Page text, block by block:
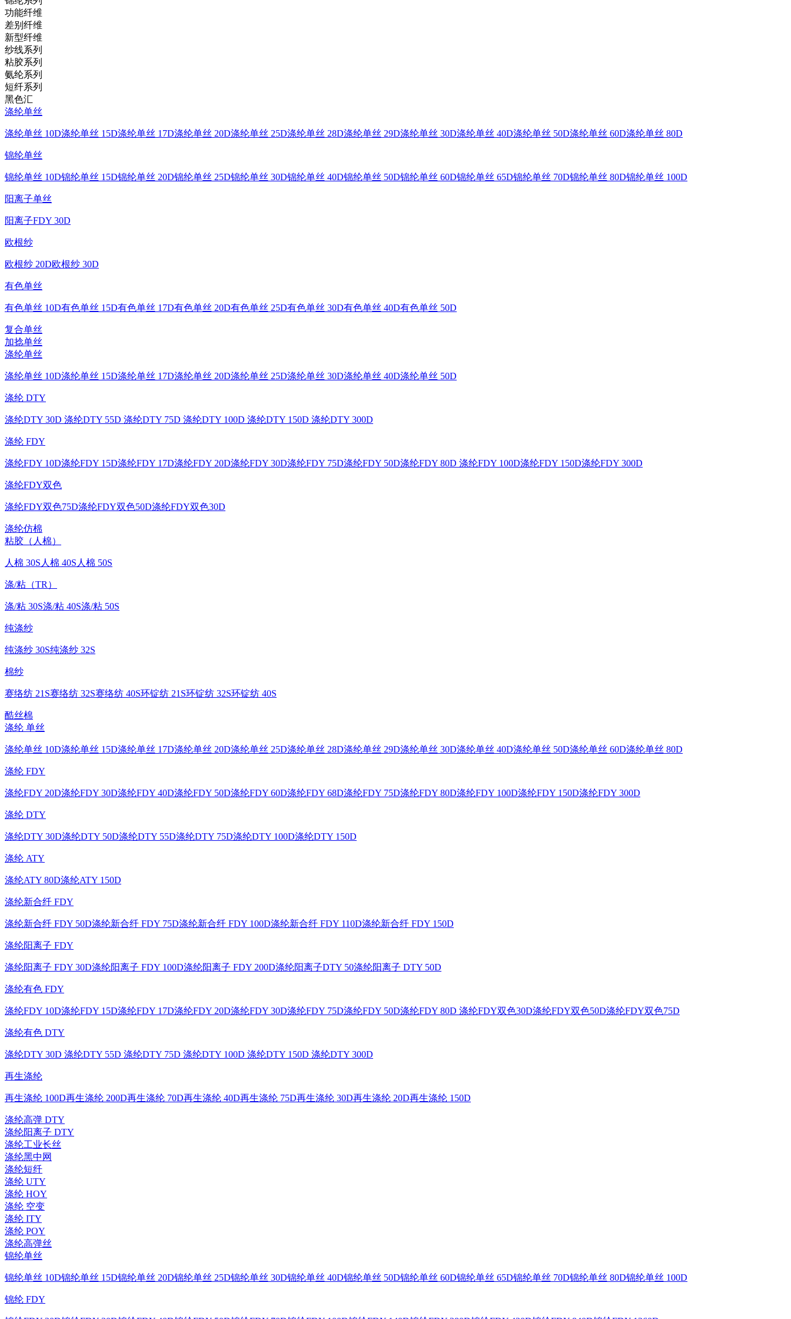
功能纤维
差别纤维
新型纤维
纱线系列
粘胶系列
氨纶系列
短纤系列
黑色汇
涤纶单丝
涤纶单丝 10D涤纶单丝 15D涤纶单丝 17D涤纶单丝 20D涤纶单丝 25D涤纶单丝 28D涤纶单丝 29D涤纶单丝 30D涤纶单丝 40D涤纶单丝 50D涤纶单丝 60D涤纶单丝 80D
锦纶单丝
锦纶单丝 10D锦纶单丝 15D锦纶单丝 20D锦纶单丝 25D锦纶单丝 30D锦纶单丝 40D锦纶单丝 50D锦纶单丝 60D锦纶单丝 65D锦纶单丝 70D锦纶单丝 80D锦纶单丝 100D
阳离子单丝
阳离子FDY 30D
欧根纱
欧根纱 20D欧根纱 30D
有色单丝
有色单丝 10D有色单丝 15D有色单丝 17D有色单丝 20D有色单丝 25D有色单丝 30D有色单丝 40D有色单丝 50D
复合单丝
加捻单丝
涤纶单丝
涤纶单丝 10D涤纶单丝 15D涤纶单丝 17D涤纶单丝 20D涤纶单丝 25D涤纶单丝 30D涤纶单丝 40D涤纶单丝 50D
涤纶 DTY
涤纶DTY 30D 涤纶DTY 55D 涤纶DTY 75D 涤纶DTY 100D 涤纶DTY 150D 涤纶DTY 300D
涤纶 FDY
涤纶FDY 10D涤纶FDY 15D涤纶FDY 17D涤纶FDY 20D涤纶FDY 30D涤纶FDY 75D涤纶FDY 50D涤纶FDY 80D 涤纶FDY 100D涤纶FDY 150D涤纶FDY 300D
涤纶FDY双色
涤纶FDY双色75D涤纶FDY双色50D涤纶FDY双色30D
涤纶仿棉
粘胶（人棉）
人棉 30S 人棉 40S 人棉 50S
涤/粘（TR）
涤/粘 30S涤/粘 40S涤/粘 50S
纯涤纱
纯涤纱 30S纯涤纱 32S
棉纱
赛络纺 21S赛络纺 32S赛络纺 40S环锭纺 21S环锭纺 32S环锭纺 40S
酷丝棉
涤纶 单丝
涤纶单丝 10D涤纶单丝 15D涤纶单丝 17D涤纶单丝 20D涤纶单丝 25D涤纶单丝 28D涤纶单丝 29D涤纶单丝 30D涤纶单丝 40D涤纶单丝 50D涤纶单丝 60D涤纶单丝 80D
涤纶 FDY
涤纶FDY 20D涤纶FDY 30D涤纶FDY 40D涤纶FDY 50D涤纶FDY 60D涤纶FDY 68D涤纶FDY 75D涤纶FDY 80D涤纶FDY 100D涤纶FDY 150D涤纶FDY 300D
涤纶 DTY
涤纶DTY 30D涤纶DTY 50D涤纶DTY 55D涤纶DTY 75D涤纶DTY 100D涤纶DTY 150D
涤纶 ATY
涤纶ATY 80D涤纶ATY 150D
涤纶新合纤 FDY
涤纶新合纤 FDY 50D涤纶新合纤 FDY 75D涤纶新合纤 FDY 100D涤纶新合纤 FDY 110D涤纶新合纤 FDY 150D
涤纶阳离子 FDY
涤纶阳离子 FDY 30D涤纶阳离子 FDY 100D涤纶阳离子 FDY 200D涤纶阳离子DTY 50涤纶阳离子 DTY 50D
涤纶有色 FDY
涤纶FDY 10D涤纶FDY 15D涤纶FDY 17D涤纶FDY 20D涤纶FDY 30D涤纶FDY 75D涤纶FDY 50D涤纶FDY 80D 涤纶FDY双色30D涤纶FDY双色50D涤纶FDY双色75D
涤纶有色 DTY
涤纶DTY 30D 涤纶DTY 55D 涤纶DTY 75D 涤纶DTY 100D 涤纶DTY 150D 涤纶DTY 300D
再生涤纶
再生涤纶 100D再生涤纶 200D再生涤纶 70D再生涤纶 40D再生涤纶 75D再生涤纶 30D再生涤纶 20D再生涤纶 150D
涤纶高弹 DTY
涤纶阳离子 DTY
涤纶工业长丝
涤纶黑中网
涤纶短纤
涤纶 UTY
涤纶 HOY
涤纶 空变
涤纶 ITY
涤纶 POY
涤纶高弹丝
锦纶单丝
锦纶单丝 10D锦纶单丝 15D锦纶单丝 20D锦纶单丝 25D锦纶单丝 30D锦纶单丝 40D锦纶单丝 50D锦纶单丝 60D锦纶单丝 65D锦纶单丝 70D锦纶单丝 80D锦纶单丝 100D
锦纶 FDY